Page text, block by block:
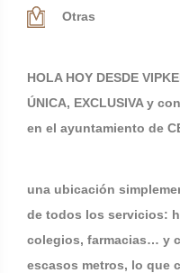
Otras
HOLA HOY DESDE
ÚNICA, EXCLUSIVA y
en el ayuntamiento de
una ubicación
de todos los servicios:
colegios, farmacias… y
escasos metros, lo que